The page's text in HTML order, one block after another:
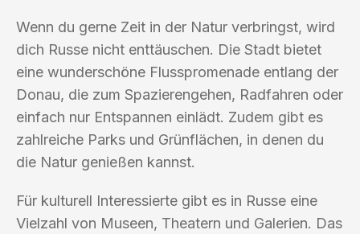
Wenn du gerne Zeit in der Natur verbringst, wird
dich Russe nicht enttäuschen. Die Stadt bietet
eine wunderschöne Flusspromenade entlang der
Donau, die zum Spazierengehen, Radfahren oder
einfach nur Entspannen einlädt. Zudem gibt es
zahlreiche Parks und Grünflächen, in denen du
die Natur genießen kannst.
Für kulturell Interessierte gibt es in Russe eine
Vielzahl von Museen, Theatern und Galerien. Das